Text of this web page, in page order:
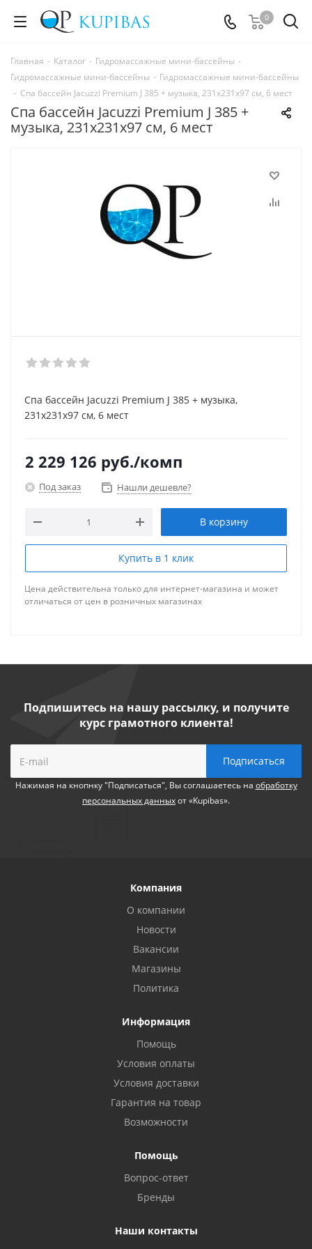
0
Главная - Каталог - Гидромассажные мини-бассейны -
Гидромассажные мини-бассейны - Гидромассажные мини-бассейны
- Спа бассейн Jacuzzi Premium J 385 + музыка, 231x231х97 см, 6 мест
Спа бассейн Jacuzzi Premium J 385 +
музыка, 231x231х97 см, 6 мест
Спа бассейн Jacuzzi Premium J 385 + музыка,
231x231х97 см, 6 мест
2 229 126 руб./комп
Под заказ Нашли дешевле?
В корзину
Купить в 1 клик
Цена действительна только для интернет-магазина и может
отличаться от цен в розничных магазинах
Подпишитесь на нашу рассылку, и получите
курс грамотного клиента!
Нажимая на кнопнку "Подписаться", Вы соглашаетесь на обработку
персональных данныхот «Kupibas».
Компания
О компании
Новости
Вакансии
Магазины
Политика
Информация
Помощь
Условия оплаты
Условия доставки
Гарантия на товар
Возможности
Помощь
Вопрос-ответ
Бренды
Наши контакты